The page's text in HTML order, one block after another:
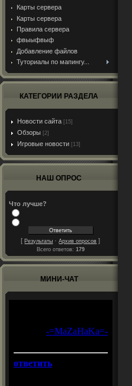
Карты сервера
Карты сервера
Правила сервера
фвыыфвыф
Добавление файлов
Туториалы по мапингу...
КАТЕГОРИИ РАЗДЕЛА
Новости сайта [15]
Обзоры [2]
Игровые новости [13]
НАШ ОПРОС
Что лучше?
[Результаты ·Архив опросов ]
Всего ответов: 179
МИНИ-ЧАТ